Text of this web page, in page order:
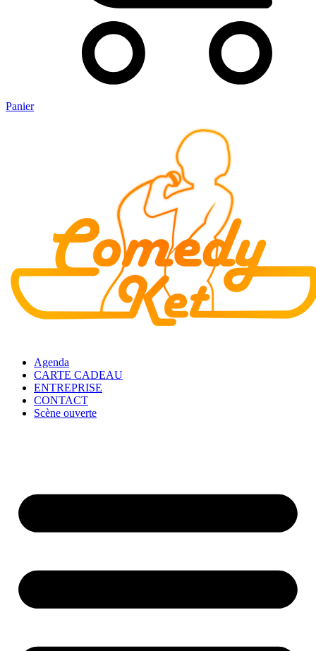
Panier
Agenda
CARTE CADEAU
ENTREPRISE
CONTACT
Scène ouverte